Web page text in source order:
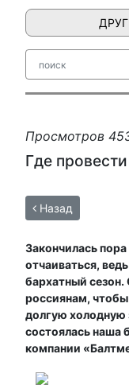
Просмотров
Где
Назад
Закончилась
отчаиваться,
бархатный сезон.
россиянам, чтобы
долгую холодную
состоялась наша
компании